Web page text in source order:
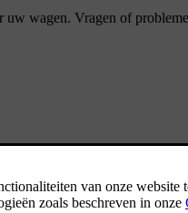
uw wagen. Vragen of